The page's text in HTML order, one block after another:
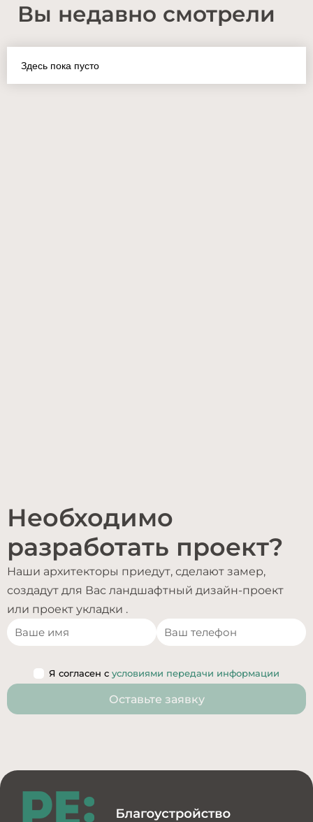
Вы недавно смотрели
Здесь пока пусто
Необходимо
разработать проект?
Наши архитекторы приедут, сделают замер,
создадут для Вас ландшафтный дизайн-проект
или проект укладки .
Я согласен с условиями передачи информации
Оставьте заявку